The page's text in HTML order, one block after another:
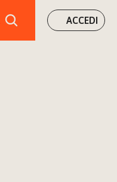
ACCEDI